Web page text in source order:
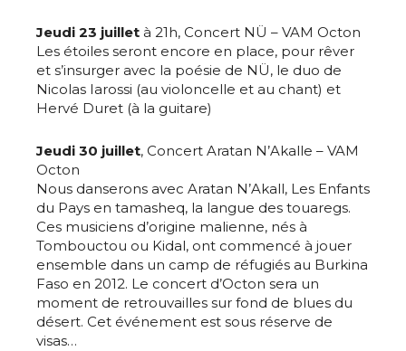
Jeudi 23 juillet à 21h, Concert NÜ – VAM Octon
Les étoiles seront encore en place, pour rêver
et s’insurger avec la poésie de NÜ, le duo de
Nicolas Iarossi (au violoncelle et au chant) et
Hervé Duret (à la guitare)
Jeudi 30 juillet, Concert Aratan N’Akalle – VAM
Octon
Nous danserons avec Aratan N’Akall, Les Enfants
du Pays en tamasheq, la langue des touaregs.
Ces musiciens d’origine malienne, nés à
Tombouctou ou Kidal, ont commencé à jouer
ensemble dans un camp de réfugiés au Burkina
Faso en 2012. Le concert d’Octon sera un
moment de retrouvailles sur fond de blues du
désert. Cet événement est sous réserve de
visas…